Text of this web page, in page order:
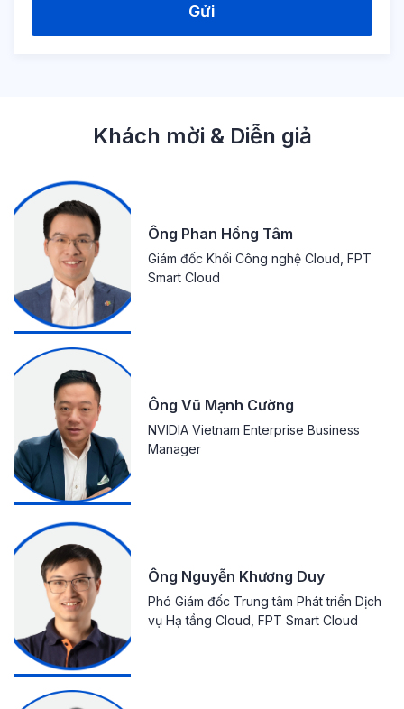
Gửi
Khách mời & Diễn giả
Ông Phan Hồng Tâm
Giám đốc Khối Công nghệ Cloud, FPT
Smart Cloud
Ông Vũ Mạnh Cường
NVIDIA Vietnam Enterprise Business
Manager
Ông Nguyễn Khương Duy
Phó Giám đốc Trung tâm Phát triển Dịch
vụ Hạ tầng Cloud, FPT Smart Cloud